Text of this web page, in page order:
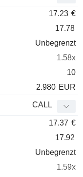
17.23 €
17.78
Unbegrenzt
1.58x
10
2.980 EUR
CALL
17.37 €
17.92
Unbegrenzt
1.59x